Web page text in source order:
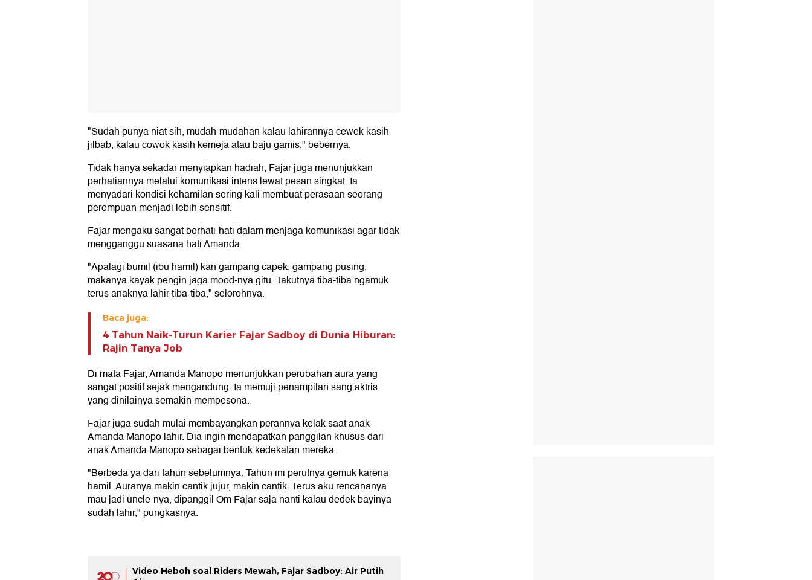
"Sudah punya niat sih, mudah-mudahan kalau lahirannya cewek kasih
jilbab, kalau cowok kasih kemeja atau baju gamis," bebernya.
Tidak hanya sekadar menyiapkan hadiah, Fajar juga menunjukkan
perhatiannya melalui komunikasi intens lewat pesan singkat. Ia
menyadari kondisi kehamilan sering kali membuat perasaan seorang
perempuan menjadi lebih sensitif.
Fajar mengaku sangat berhati-hati dalam menjaga komunikasi agar tidak
mengganggu suasana hati Amanda.
"Apalagi bumil (ibu hamil) kan gampang capek, gampang pusing,
makanya kayak pengin jaga mood-nya gitu. Takutnya tiba-tiba ngamuk
terus anaknya lahir tiba-tiba," selorohnya.
Baca juga:
4 Tahun Naik-Turun Karier Fajar Sadboy di Dunia Hiburan:
Rajin Tanya Job
Di mata Fajar, Amanda Manopo menunjukkan perubahan aura yang
sangat positif sejak mengandung. Ia memuji penampilan sang aktris
yang dinilainya semakin mempesona.
Fajar juga sudah mulai membayangkan perannya kelak saat anak
Amanda Manopo lahir. Dia ingin mendapatkan panggilan khusus dari
anak Amanda Manopo sebagai bentuk kedekatan mereka.
"Berbeda ya dari tahun sebelumnya. Tahun ini perutnya gemuk karena
hamil. Auranya makin cantik jujur, makin cantik. Terus aku rencananya
mau jadi uncle-nya, dipanggil Om Fajar saja nanti kalau dedek bayinya
sudah lahir," pungkasnya.
Video Heboh soal Riders Mewah, Fajar Sadboy: Air Putih